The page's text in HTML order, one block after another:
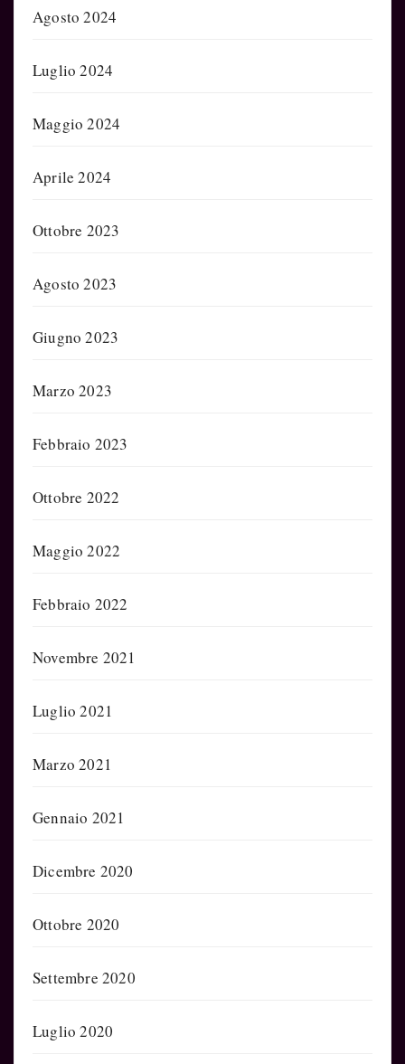
Agosto 2024
Luglio 2024
Maggio 2024
Aprile 2024
Ottobre 2023
Agosto 2023
Giugno 2023
Marzo 2023
Febbraio 2023
Ottobre 2022
Maggio 2022
Febbraio 2022
Novembre 2021
Luglio 2021
Marzo 2021
Gennaio 2021
Dicembre 2020
Ottobre 2020
Settembre 2020
Luglio 2020